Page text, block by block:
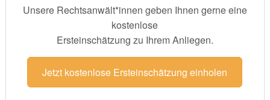
Unsere Rechtsanwält*innen geben Ihnen gerne eine
kostenlose
Ersteinschätzung zu Ihrem Anliegen.
Jetzt kostenlose Ersteinschätzung einholen